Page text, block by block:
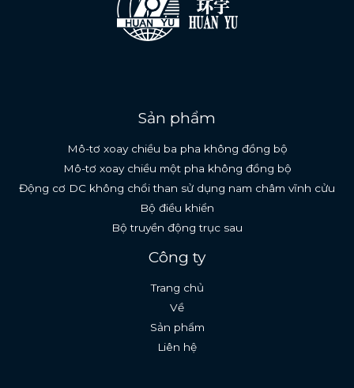
Sản phẩm
Mô-tơ xoay chiều ba pha không đồng bộ
Mô-tơ xoay chiều một pha không đồng bộ
Động cơ DC không chổi than sử dụng nam châm vĩnh cửu
Bộ điều khiển
Bộ truyền động trục sau
Công ty
Trang chủ
Về
Sản phẩm
Liên hệRussian
Thai
Indonesian
Spanish
English (South Africa)